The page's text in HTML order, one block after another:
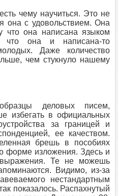
чему научиться. Это не
она с удовольствием. Она
что она написана языком
что она и написана-то
Даже количество
чем стукнуло нашему
деловых писем,
избегать в официальных
за границей и
ее качеством.
брешь в пособиях
форме изложения. Здесь и
Те не можешь
Видимо, из-за
нестандартным
показалось. Распахнутый